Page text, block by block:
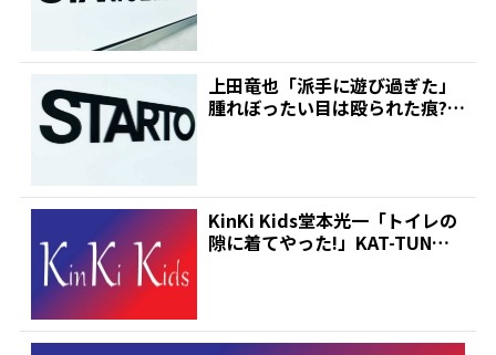
上田竜也「派手に遊び過ぎた」
腫れぼったい目は殴られた痕?フ
KinKi Kids堂本光一「トイレの
隙に着てやった!」KAT-TUN上